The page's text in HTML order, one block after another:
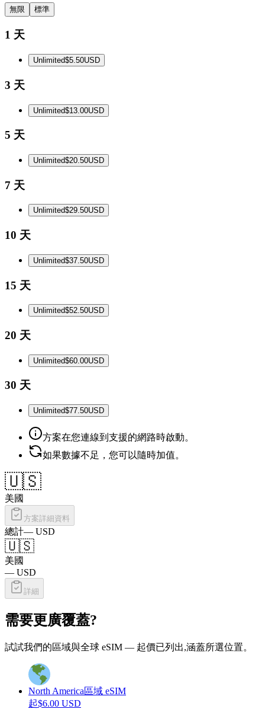
無限 標準
1 天
Unlimited$5.50USD
3 天
Unlimited$13.00USD
5 天
Unlimited$20.50USD
7 天
Unlimited$29.50USD
10 天
Unlimited$37.50USD
15 天
Unlimited$52.50USD
20 天
Unlimited$60.00USD
30 天
Unlimited$77.50USD
方案在您連線到支援的網路時啟動。
如果數據不足，您可以隨時加值。
🇺🇸
美國
方案詳細資料
總計— USD
🇺🇸
美國
— USD
詳細
需要更廣覆蓋?
試試我們的區域與全球 eSIM — 起價已列出,涵蓋所選位置。
North America區域 eSIM
起$6.00 USD